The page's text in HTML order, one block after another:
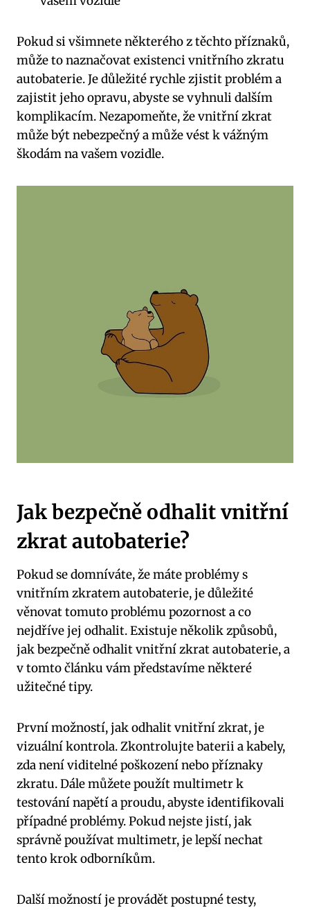
Pokud si všimnete některého z těchto příznaků,
může to naznačovat existenci vnitřního zkratu
autobaterie. Je důležité rychle zjistit problém a
zajistit jeho opravu, abyste se vyhnuli dalším
komplikacím. Nezapomeňte, že vnitřní zkrat
může být nebezpečný a může vést k vážným
škodám na vašem vozidle.
Jak bezpečně odhalit vnitřní
zkrat autobaterie?
Pokud se domníváte, že máte problémy s
vnitřním zkratem autobaterie, je důležité
věnovat tomuto problému pozornost a co
nejdříve jej odhalit. Existuje několik způsobů,
jak bezpečně odhalit vnitřní zkrat autobaterie, a
v tomto článku vám představíme některé
užitečné tipy.
První možností, jak odhalit vnitřní zkrat, je
vizuální kontrola. Zkontrolujte baterii a kabely,
zda není viditelné poškození nebo příznaky
zkratu. Dále můžete použít multimetr k
testování napětí a proudu, abyste identifikovali
případné problémy. Pokud nejste jistí, jak
správně používat multimetr, je lepší nechat
tento krok odborníkům.
Další možností je provádět postupné testy,